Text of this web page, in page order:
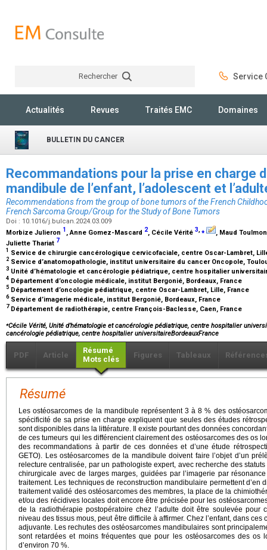
Rechercher Service
Actualités Revues Traités EMC Domaines
BULLETIN DU CANCER
Recommandations pour la prise en charge
mandibule de l’enfant, l’adolescent et
Recommendations from the group of bone tumors of the French
French Sarcoma Group/Group for the Study of Bone Tumors
Doi : 10.1016/j.bulcan.2024.03.009
Morbize Julieron 1 , Anne Gomez-Mascard 2, Cécile Vérité 3,⁎
, Maud
Juliette Thariat 7
1 Service de chirurgie cancérologique cervicofaciale, centre Oscar-Lambret,
2 Service d’anatomopathologie, institut universitaire du cancer Oncopole,
3 Unité d’hématologie et cancérologie pédiatrique, centre hospitalier
4 Département d’oncologie médicale, institut Bergonié, Bordeaux, France
5 Département d’oncologie pédiatrique, centre Oscar-Lambret, Lille, France
6Service d’imagerie médicale, institut Bergonié, Bordeaux, France
7 Département de radiothérapie, centre François-Baclesse, Caen, France
⁎Cécile Vérité, Unité d’hématologie et cancérologie pédiatrique, centre hospitalier
cancérologie pédiatrique, centre hospitalier universitaireBordeauxFrance
PDF Article
Résumé
Mots clés
Figures Tableaux
Résumé
Les ostéosarcomes de la mandibule représentent 3 à 8 % des
spécificité de sa prise en charge expliquent que seules des études
sont disponibles dans la littérature. Il existe pourtant des données
de ces tumeurs qui les différencient clairement des ostéosarcomes des os
des recommandations à partir de ces données et d’une étude
GETO). Les ostéosarcomes de la mandibule doivent faire l’objet d’un
relecture centralisée, par un pathologiste expert, avec recherche des
chirurgicale avec de larges marges, guidées par l’imagerie par
traitement. Les techniques de reconstruction mandibulaire permettent d’en
traitement validé des ostéosarcomes des membres, la place de la
et/ou des récidives locales doit encore être précisée pour les
de la radiothérapie postopératoire chez l’adulte doit être soulevée pour
niveau des tissus mous, peut être difficile à affirmer. Chez l’enfant, dans
adjuvante. Les rechutes des ostéosarcomes mandibulaires sont
sont retardées et moins fréquentes que pour les ostéosarcomes des
d’environ 70 %.